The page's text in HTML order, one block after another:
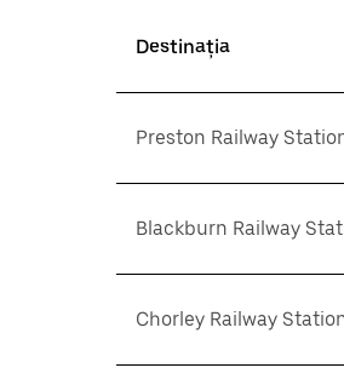
Destinația
Preston Railway
Blackburn Railway
Chorley Railway